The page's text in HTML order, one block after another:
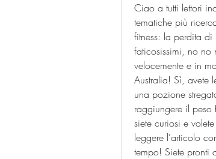
Ciao a tutti lettori
tematiche più
fitness: la perdita
faticosissimi, no
velocemente e in
Australia! Sì, avete
una pozione
raggiungere il
siete curiosi e
leggere l'articolo
tempo! Siete pronti